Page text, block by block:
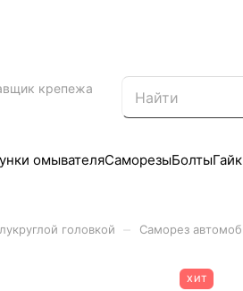
крепежа
омывателяСаморезыБолты
головкой Саморез
ХИТ